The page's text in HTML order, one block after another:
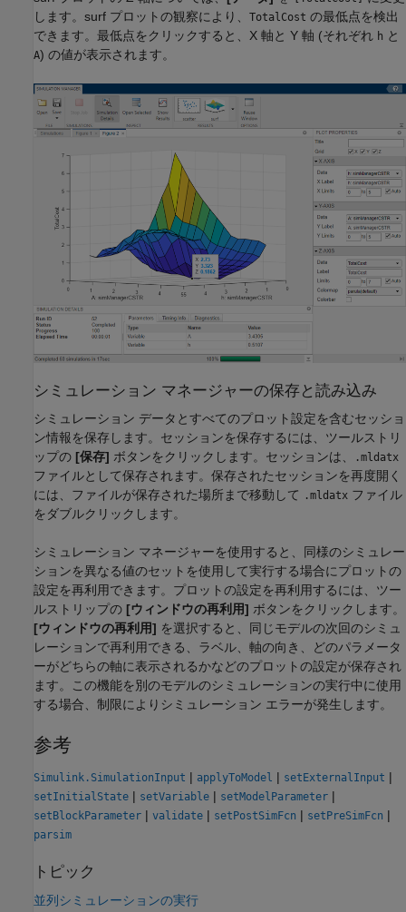
します。surf プロットの観察により、 TotalCost の最低点を検出
できます。最低点をクリックすると、X 軸と Y 軸 (それぞれ h と
A) の値が表示されます。
シミュレーション マネージャーの保存と読み込み
シミュレーション データとすべてのプロット設定を含むセッショ
ン情報を保存します。セッションを保存するには、ツールストリ
ップの [保存] ボタンをクリックします。セッションは、 .mldatx
ファイルとして保存されます。保存されたセッションを再度開く
には、ファイルが保存された場所まで移動して
.mldatx ファイル
をダブルクリックします。
シミュレーション マネージャーを使用すると、同様のシミュレー
ションを異なる値のセットを使用して実行する場合にプロットの
設定を再利用できます。プロットの設定を再利用するには、ツー
ルストリップの [ウィンドウの再利用] ボタンをクリックします。
[ウィンドウの再利用] を選択すると、同じモデルの次回のシミュ
レーションで再利用できる、ラベル、軸の向き、どのパラメータ
ーがどちらの軸に表示されるかなどのプロットの設定が保存され
ます。この機能を別のモデルのシミュレーションの実行中に使用
する場合、制限によりシミュレーション エラーが発生します。
参考
Simulink.SimulationInput | applyToModel | setExternalInput |
setInitialState | setVariable | setModelParameter |
setBlockParameter | validate | setPostSimFcn | setPreSimFcn |
parsim
トピック
並列シミュレーションの実行